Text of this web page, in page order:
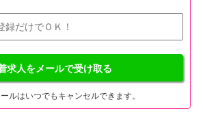
求人をメールで受け取る
ルはいつでもキャンセルできます。